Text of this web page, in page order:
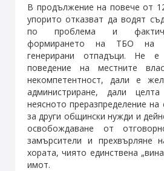
В продължение на повече от
упорито отказват да водят
по проблема и
формирането на ТБО на
генерирани отпадъци. Не
поведение на местните
некомпетентност, дали е
администриране, дали
неясното преразпределение
за други общински нужди и
освобождаване от
замърсители и прехвърляне
хората, чиято единствена
имот.